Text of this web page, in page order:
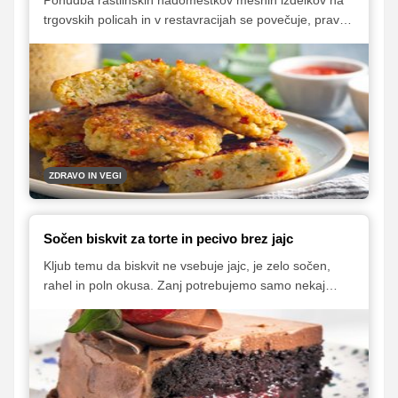
trgovskih policah in v restavracijah se povečuje, prav
i. rastlinsko prehranjevanje. A ne gre le za modni trend,
pač pa nekaj, kar spodbujajo tudi okoljevarstveniki, saj
bi lahko pomagalo zmanjšati izpuste toplogrednih
plinov. Nenazadnje ima prehranjevanje s pretežno
rastlinskimi viri hrane tudi številne prednosti za zdravje.
ZDRAVO IN VEGI
Sočen biskvit za torte in pecivo brez jajc
Kljub temu da biskvit ne vsebuje jajc, je zelo sočen,
rahel in poln okusa. Zanj potrebujemo samo nekaj
bo primeren tudi za vegane in vse z laktozno
intoleranco, namesto mleka uporabimo nesladkan
rastlinski napitek ali vodo. Kot boste lahko prebrali v
samem receptu, za biskvit potrebujemo tudi malo kisa,